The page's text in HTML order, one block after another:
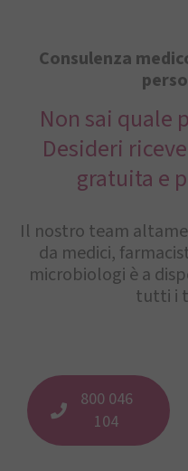
Consulenza
Non sai quale
Desideri
gratuita e
Il nostro team
da medici,
microbiologi è a
tutti i
800 046
104